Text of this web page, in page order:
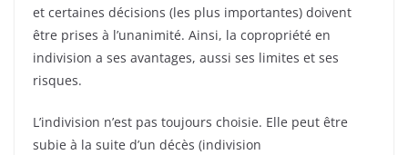
et certaines décisions (les plus importantes) doivent
être prises à l’unanimité. Ainsi, la copropriété en
indivision a ses avantages, aussi ses limites et ses
risques.
L’indivision n’est pas toujours choisie. Elle peut être
subie à la suite d’un décès (indivision